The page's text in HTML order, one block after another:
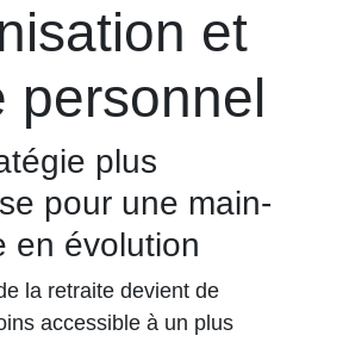
et
personnel
plus
pour une main-
en évolution
la retraite devient de
accessible à un plus